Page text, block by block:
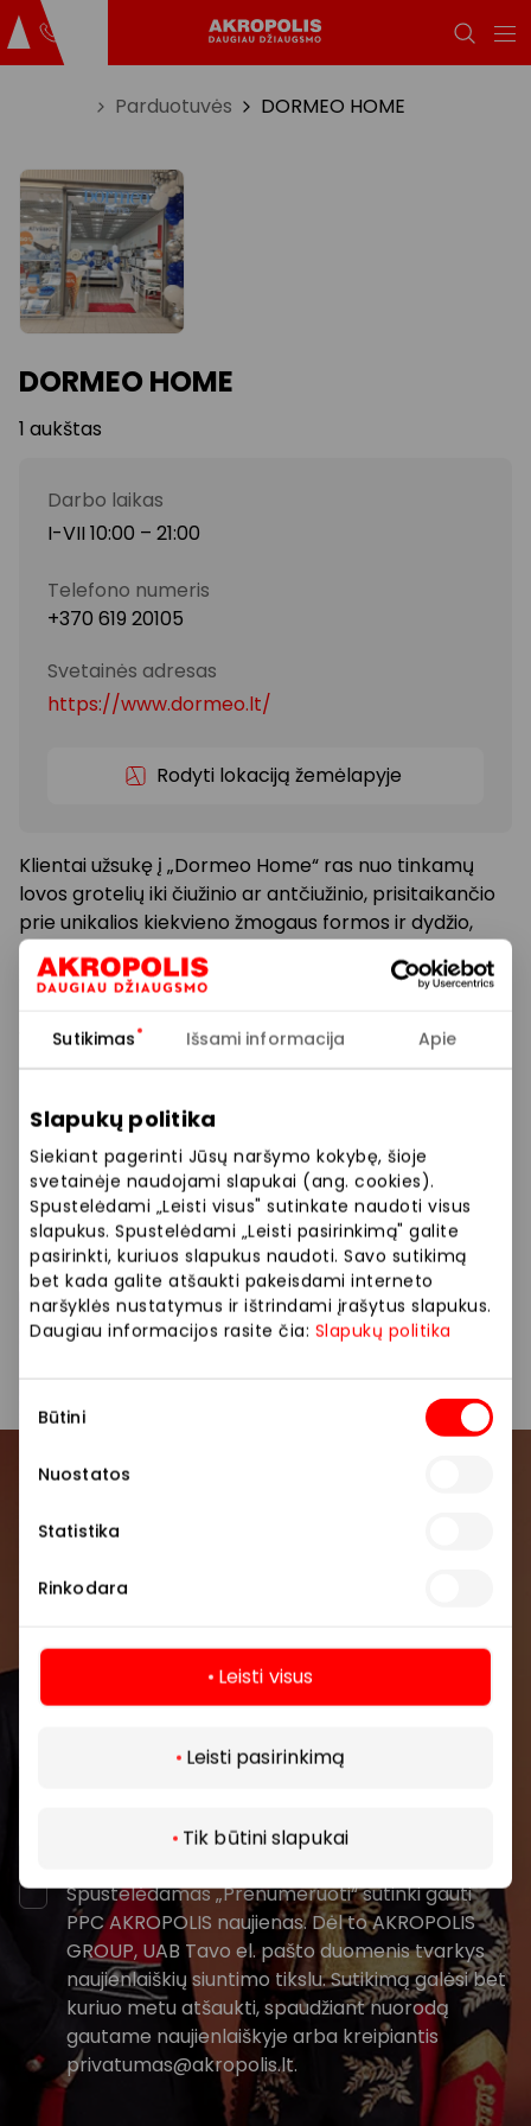
Sutikimas Išsami informacija Apie
Slapukų politika
Siekiant pagerinti Jūsų naršymo kokybę, šioje
svetainėje naudojami slapukai (ang. cookies).
Spustelėdami „Leisti visus" sutinkate naudoti visus
slapukus. Spustelėdami „Leisti pasirinkimą" galite
pasirinkti, kuriuos slapukus naudoti. Savo sutikimą
bet kada galite atšaukti pakeisdami interneto
naršyklės nustatymus ir ištrindami įrašytus slapukus.
Daugiau informacijos rasite čia: Slapukų politika
pasirinkimas
Būtini
Nuostatos
Statistika
Rinkodara
Leisti visus
Leisti pasirinkimą
Tik būtini slapukai
Parduotuvės DORMEO HOME
DORMEO HOME
1 aukštas
Darbo laikas
I-VII 10:00 – 21:00
Telefono numeris
+370 619 20105
Svetainės adresas
https://www.dormeo.lt/
Rodyti lokaciją žemėlapyje
Klientai užsukę į „Dormeo Home“ ras nuo tinkamų
lovos grotelių iki čiužinio ar antčiužinio, prisitaikančio
prie unikalios kiekvieno žmogaus formos ir dydžio,
nuo pagalvės galvai pailsinti po įtemptos dienos iki
gražios patalynės, paverčiančios miegamąjį stilingu
yra išbaigtas ir visapusis sprendimas geram jūsų
miegui. Taip pat būtent šioje parduotuvėje galite
kuris padės lengviau ir greičiau išsirinkti čiužinį pagal
Jūsų poreikius ir miego įpročius. Tai modernus
sprendimas patogiam ir tiksliam pasirinkimui!
Siūlome platų prekių pasirinkimą: čiužiniai, pagalvės,
antklodės, patalynė, namų tekstilė.
Parduotuvės Prekės namams ir elektronika
Pirmieji sužinokite apie geriausius pasiūlymus,
prekybos centro.
Spustelėdamas „Prenumeruoti“ sutinki gauti
PPC AKROPOLIS naujienas. Dėl to AKROPOLIS
GROUP, UAB Tavo el. pašto duomenis tvarkys
naujienlaiškių siuntimo tikslu. Sutikimą galėsi bet
kuriuo metu atšaukti, spaudžiant nuorodą
gautame naujienlaiškyje arba kreipiantis
privatumas@akropolis.lt.
Daugiau